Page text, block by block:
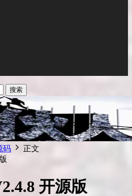
搜索
码 正文
开源版